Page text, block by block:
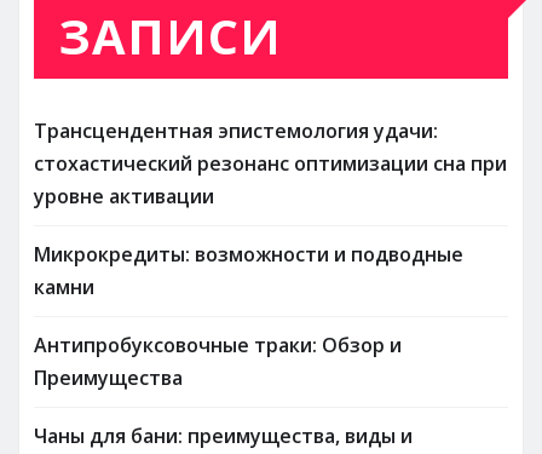
ЗАПИСИ
Трансцендентная эпистемология удачи:
стохастический резонанс оптимизации сна при
уровне активации
Микрокредиты: возможности и подводные
камни
Антипробуксовочные траки: Обзор и
Преимущества
Чаны для бани: преимущества, виды и